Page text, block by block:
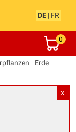
DE | FR
0
Erde
X